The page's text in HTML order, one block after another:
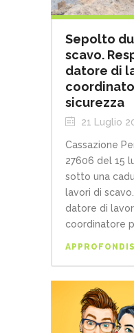
Sepolto
scavo.
datore di
sicurezza
21 Luglio
Cassazione
27606 del 15
sotto una
lavori di
datore di
coordinatore